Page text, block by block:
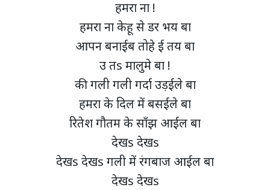
हमरा ना !
हमरा ना केहू से डर भय बा
आपन बनाईब तोहे ई तय बा
उ तs मालुमे बा !
की गली गली गर्दा उड़ईले बा
हमरा के दिल में बसईले बा
रितेश गौतम के साँझ आईल बा
देखs देखs
देखs देखs गली में रंगबाज आईल बा
देखs देखs